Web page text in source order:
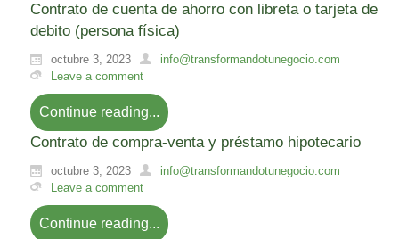
Contrato de cuenta de ahorro con libreta o tarjeta de
debito (persona física)
octubre 3, 2023
info@transformandotunegocio.com
Leave a comment
Continue reading...
Contrato de compra-venta y préstamo hipotecario
octubre 3, 2023
info@transformandotunegocio.com
Leave a comment
Continue reading...